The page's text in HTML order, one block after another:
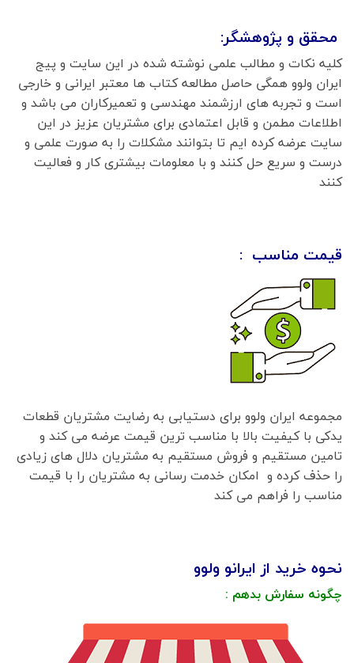
محقق و پژوهشگر:
کلیه نکات و مطالب علمی نوشته شده در این سایت و پیج
ایران ولوو همگی حاصل مطالعه کتاب ها معتبر ایرانی و خارجی
است و تجربه های ارزشمند مهندسی و تعمیرکاران می باشد و
اطلاعات مطمن و قابل اعتمادی برای مشتریان عزیز در این
سایت عرضه کرده ایم تا بتوانند مشکلات را به صورت علمی و
درست و سریع حل کنند و با معلومات بیشتری کار و فعالیت
کنند
قیمت مناسب :
مجموعه ایران ولوو برای دستیابی به رضایت مشتریان قطعات
یدکی با کیفیت بالا با مناسب ترین قیمت عرضه می کند و
تامین مستقیم و فروش مستقیم به مشتریان دلال های زیادی
را حذف کرده و امکان خدمت رسانی به مشتریان را با قیمت
مناسب را فراهم می کند
نحوه خرید از ایرانو ولوو
چگونه سفارش بدهم :